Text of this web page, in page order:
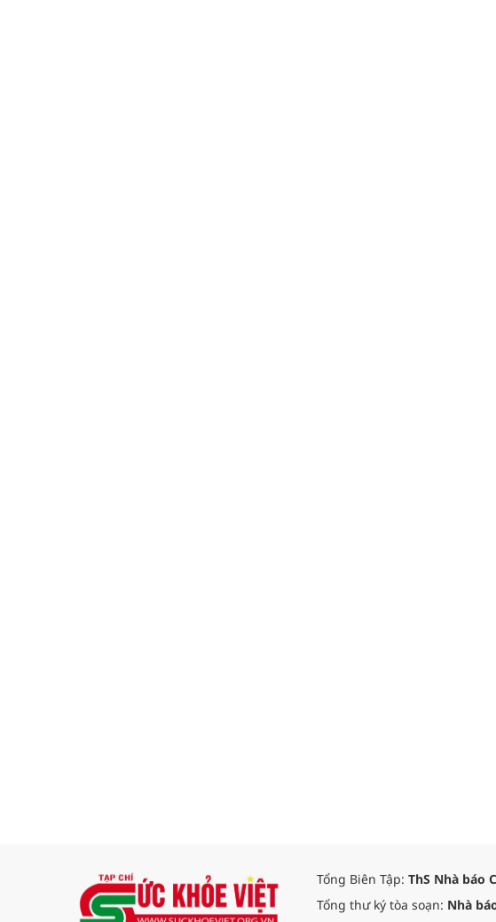
Tổng Biên Tập: ThS Nhà báo
Tổng thư ký tòa soạn: Nhà